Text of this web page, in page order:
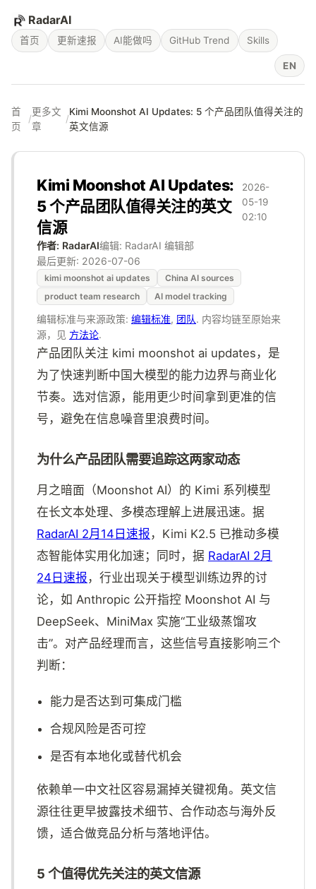
RadarAI
首页 更新速报 AI能做吗 GitHub Trend Skills
EN
首
页
/
更多文
章
/
Kimi Moonshot AI Updates: 5 个产品团队值得关注的
英文信源
Kimi Moonshot AI Updates:
5 个产品团队值得关注的英文
信源
2026-
05-19
02:10
作者: RadarAI编辑: RadarAI 编辑部
最后更新: 2026-07-06
kimi moonshot ai updates
China AI sources
product team research
AI model tracking
编辑标准与来源政策: 编辑标准, 团队. 内容均链至原始来
源，见 方法论.
产品团队关注 kimi moonshot ai updates，是
为了快速判断中国大模型的能力边界与商业化
节奏。选对信源，能用更少时间拿到更准的信
号，避免在信息噪音里浪费时间。
为什么产品团队需要追踪这两家动态
月之暗面（Moonshot AI）的 Kimi 系列模型
在长文本处理、多模态理解上进展迅速。据
RadarAI 2月14日速报 ，Kimi K2.5 已推动多模
态智能体实用化加速；同时，据 RadarAI 2月
24日速报 ，行业出现关于模型训练边界的讨
论，如 Anthropic 公开指控 Moonshot AI 与
DeepSeek、MiniMax 实施“工业级蒸馏攻
击”。对产品经理而言，这些信号直接影响三个
判断：
能力是否达到可集成门槛
合规风险是否可控
是否有本地化或替代机会
依赖单一中文社区容易漏掉关键视角。英文信
源往往更早披露技术细节、合作动态与海外反
馈，适合做竞品分析与落地评估。
5 个值得优先关注的英文信源